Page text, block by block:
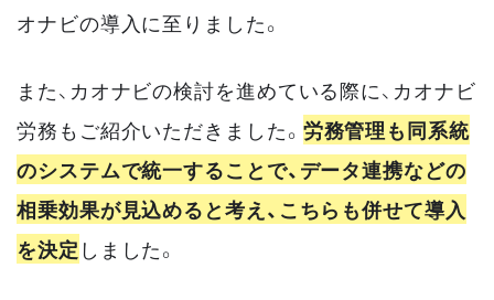
オナビの導入に至りました。
また、カオナビの検討を進めている際に、カオナビ
労務もご紹介いただきました。 労務管理も同系統
のシステムで統一することで、データ連携などの
相乗効果が見込めると考え、こちらも併せて導入
を決定 しました。